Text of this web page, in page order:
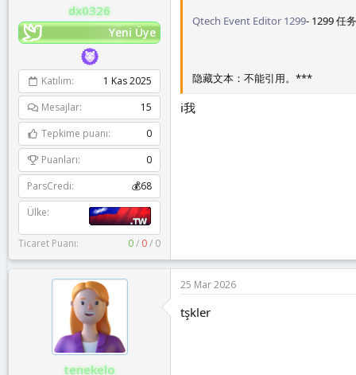
dx0326
Yeni Üye
Katılım
1 Kas 2025
Mesajlar
15
Tepkime puanı
0
Puanları
0
ParsCredi
💰68
Ülke
Ticaret Puanı: 0/ 0/ 0
Qtech Event Editor 1299- 1299 任
隐藏文本：不能引用。***
i我
tenekelo
25 Mar 2026
tşkler